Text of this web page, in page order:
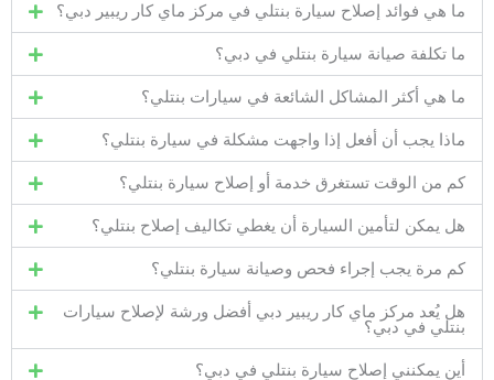
ما هي فوائد إصلاح سيارة بنتلي في مركز ماي كار ريبير دبي؟
ما تكلفة صيانة سيارة بنتلي في دبي؟
ما هي أكثر المشاكل الشائعة في سيارات بنتلي؟
ماذا يجب أن أفعل إذا واجهت مشكلة في سيارة بنتلي؟
كم من الوقت تستغرق خدمة أو إصلاح سيارة بنتلي؟
هل يمكن لتأمين السيارة أن يغطي تكاليف إصلاح بنتلي؟
كم مرة يجب إجراء فحص وصيانة سيارة بنتلي؟
هل يُعد مركز ماي كار ريبير دبي أفضل ورشة لإصلاح سيارات
بنتلي في دبي؟
أين يمكنني إصلاح سيارة بنتلي في دبي؟